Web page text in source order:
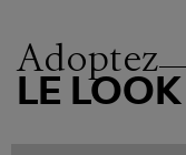
Adoptez
LE LOOK